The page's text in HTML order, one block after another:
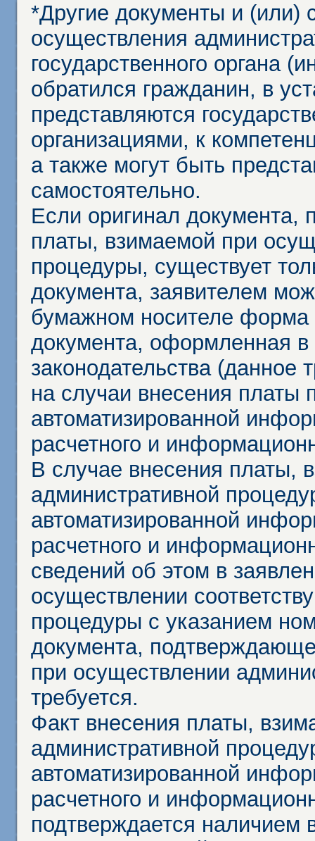
*Другие документы и (или)
осуществления
государственного органа
обратился гражданин, в
представляются
организациями, к
а также могут быть
самостоятельно.
Если оригинал документа,
платы, взимаемой при
процедуры, существует
документа, заявителем
бумажном носителе форма
документа, оформленная в
законодательства (данное
на случаи внесения платы
автоматизированной
расчетного и
В случае внесения платы,
административной
автоматизированной
расчетного и
сведений об этом в
осуществлении
процедуры с указанием
документа,
при осуществлении
требуется.
Факт внесения платы,
административной
автоматизированной
расчетного и
подтверждается наличием